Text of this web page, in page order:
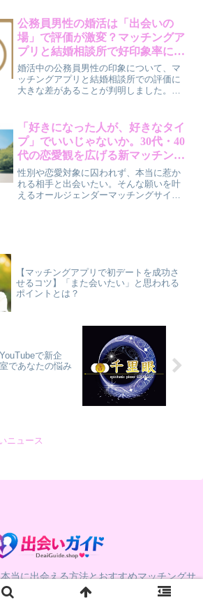
関係が終わる際のコミュニケーションは
難しく、「疎遠行動」に走ってしまうケ
ースも少なくありません。この記事で
は、国際婚活におけるコミュニケーショ
ンの課題を深掘りし、円滑な関係構築を
支援する具体的な解決策を提案します。
公務員男性の婚活は「出会いの
場」で評価が激変？マッチングア
プリと結婚相談所で好印象率に24
ポイント差の理由を賢作が解説
婚活中の公務員男性の印象について、マ
ッチングアプリと結婚相談所での評価に
大きな差があることが判明しました。こ
けて本音で解説します。
「好きになった人が、好きなタイ
プ」でいいじゃないか。30代・40
代の恋愛観を広げる新マッチング
サイト「Mirisy」の魅力
性別や恋愛対象に囚われず、本当に惹か
れる相手と出会いたい。そんな願いを叶
えるオールジェンダーマッチングサイト
【マッチングアプリで初デートを成功さ
せるコツ】「また会いたい」と思われる
ポイントとは？
で新企
であなたの悩み
ニュース
当に出会える方法とおすすめマッチングサ